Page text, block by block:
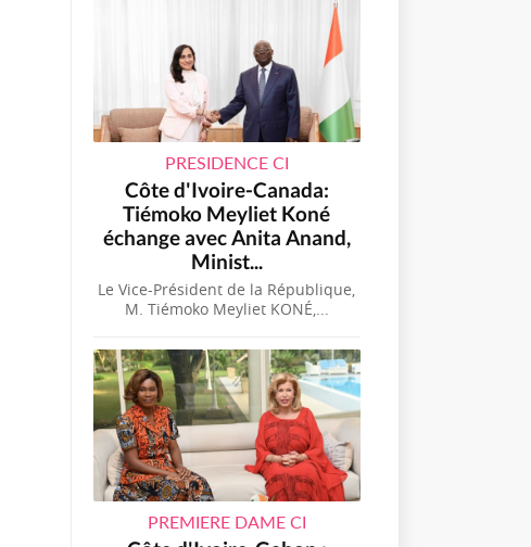
PRESIDENCE CI
Côte d'Ivoire-Canada:
Tiémoko Meyliet Koné
échange avec Anita Anand,
Minist...
Le Vice-Président de la République,
M. Tiémoko Meyliet KONÉ,...
PREMIERE DAME CI